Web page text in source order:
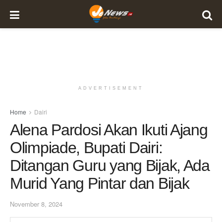
ADVERTISEMENT
Home Dairi
Alena Pardosi Akan Ikuti Ajang
Olimpiade, Bupati Dairi:
Ditangan Guru yang Bijak, Ada
Murid Yang Pintar dan Bijak
November 8, 2024